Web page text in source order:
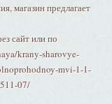
магазин предлагает
сайт или по
krany-sharovye-
mvi-1-1-
07/